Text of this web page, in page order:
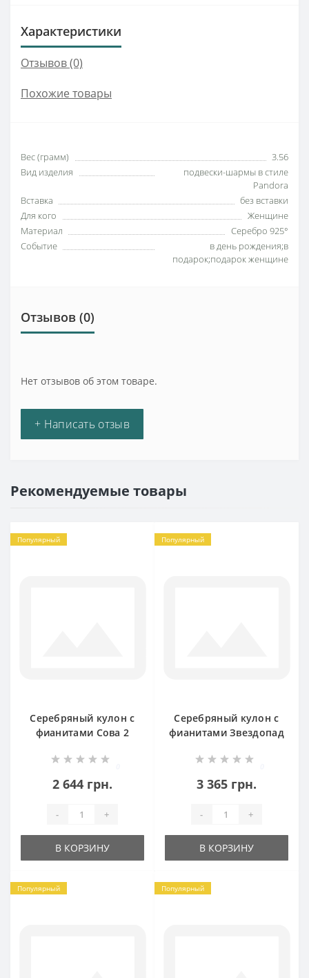
Характеристики
Отзывов (0)
Похожие товары
Вес (грамм)
3.56
Вид изделия
подвески-шармы в стиле
Pandora
Вставка
без вставки
Для кого
Женщине
Материал
Серебро 925°
Событие
в день рождения;в
подарок;подарок женщине
Отзывов (0)
Нет отзывов об этом товаре.
+ Написать отзыв
Рекомендуемые товары
Популярный
Серебряный кулон с
фианитами Сова 2
2 644 грн.
- +
В КОРЗИНУ
Популярный
Серебряный кулон с
фианитами Звездопад
3 365 грн.
- +
В КОРЗИНУ
Популярный Популярный